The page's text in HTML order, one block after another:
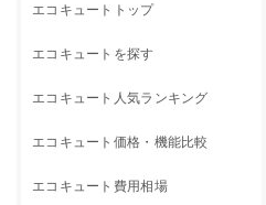
エコキュートトップ
エコキュートを探す
エコキュート人気ランキング
エコキュート価格・機能比較
エコキュート費用相場